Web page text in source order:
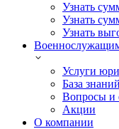
Узнать
Узнать
Узнать
Услуги
База знаний
Вопросы и
Акции
О компании